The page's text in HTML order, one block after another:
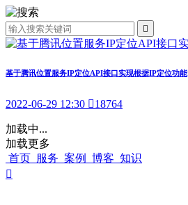

基于腾讯位置服务IP定位API接口实现根据IP定位功能
2022-06-29 12:30 18764
加载中...
加载更多
首页 服务 案例 博客 知识
